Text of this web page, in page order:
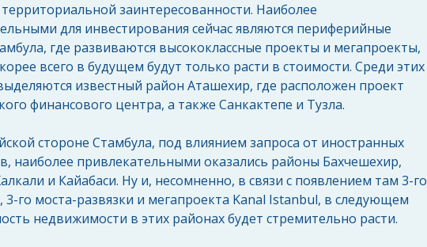
заинтересованности. Наиболее
для инвестирования сейчас являются периферийные
где развиваются высококлассные проекты и мегапроекты,
всего в будущем будут только расти в стоимости. Среди этих
известный район Аташехир, где расположен проект
финансового центра, а также Санкактепе и Тузла.
стороне Стамбула, под влиянием запроса от иностранных
наиболее привлекательными оказались районы Бахчешехир,
и Кайабаси. Ну и, несомненно, в связи с появлением там 3-го
3-го моста-развязки и мегапроекта Kanal Istanbul, в следующем
недвижимости в этих районах будет стремительно расти.